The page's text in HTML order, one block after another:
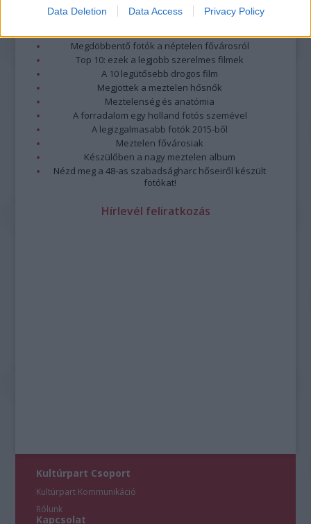
Data Deletion Data Access Privacy Policy
Megdöbbentő fotók a néptelen fővárosról
Top 10: ezek a legjobb szerelmes filmek
A 10 legütősebb drogos film
Megjöttek a meztelen hősnők
Meztelenség és anatómia
A forradalom egy holland fotós szemével
A legizgalmasabb fotók 2015-ből
Meztelen fővárosiak
Készülőben a nagy meztelen album
Nézd meg a 48-as szabadságharc hőseiről készült
fotókat!
Hírlevél feliratkozás
Kultúrpart Csoport
Kultúrpart Kommunikáció
Rólunk
Kapcsolat